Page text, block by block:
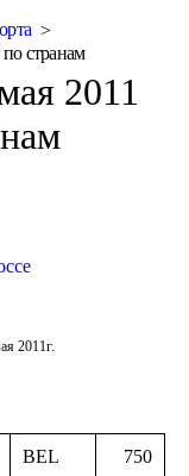
странам
2011
2011г.
BEL 750